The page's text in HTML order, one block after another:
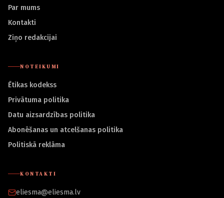
Par mums
Kontakti
Ziņo redakcijai
NOTEIKUMI
Ētikas kodekss
Privātuma politika
Datu aizsardzības politika
Abonēšanas un atcelšanas politika
Politiskā reklāma
KONTAKTI
eliesma@eliesma.lv